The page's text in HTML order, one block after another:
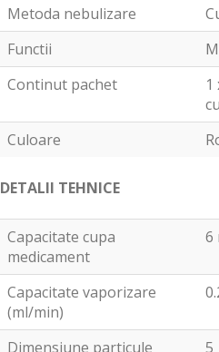
Metoda nebulizare
Functii
Continut pachet
1
Culoare
DETALII TEHNICE
Capacitate cupa
medicament
6
Capacitate vaporizare
(ml/min)
Dimensiune particule
5